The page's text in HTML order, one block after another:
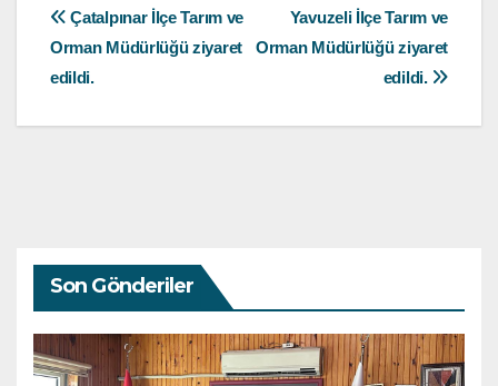
Yazı
gezinmesi
Yavuzeli İlçe Tarım ve
Orman Müdürlüğü ziyaret
edildi.
Çatalpınar İlçe Tarım ve
Orman Müdürlüğü ziyaret
edildi.
Son Gönderiler